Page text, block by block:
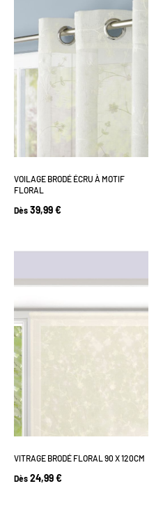
VOILAGE BRODÉ ÉCRU À MOTIF
FLORAL
Dès 39,99 €
VITRAGE BRODÉ FLORAL 90 X 120CM
Dès 24,99 €